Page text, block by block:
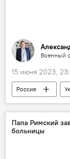
Военный
15 июня 2023,
Россия
НАТО
Папа Римский
больницы